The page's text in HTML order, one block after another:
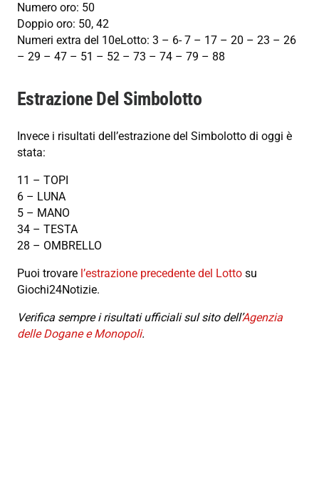
Numero oro: 50
Doppio oro: 50, 42
Numeri extra del 10eLotto: 3 – 6- 7 – 17 – 20 – 23 – 26
– 29 – 47 – 51 – 52 – 73 – 74 – 79 – 88
Estrazione Del Simbolotto
Invece i risultati dell’estrazione del Simbolotto di oggi è
stata:
11 – TOPI
6 – LUNA
5 – MANO
34 – TESTA
28 – OMBRELLO
Puoi trovare l’estrazione precedente del Lotto su
Giochi24Notizie.
Verifica sempre i risultati ufficiali sul sito dell’Agenzia
delle Dogane e Monopoli.